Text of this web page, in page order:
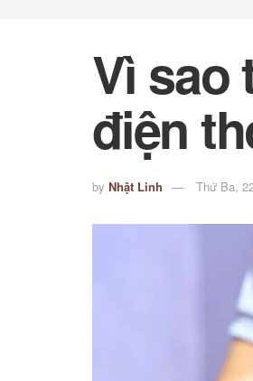
Vì sao
điện
by Nhật Linh Thứ Ba,